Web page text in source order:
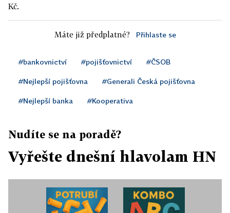
Kč.
Máte již předplatné? Přihlaste se
#bankovnictví #pojišťovnictví #ČSOB
#Nejlepší pojišťovna #Generali Česká pojišťovna
#Nejlepší banka #Kooperativa
Nudíte se na poradě?
Vyřešte dnešní hlavolam HN